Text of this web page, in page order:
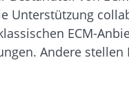
Unterstützung
ECM-
Andere